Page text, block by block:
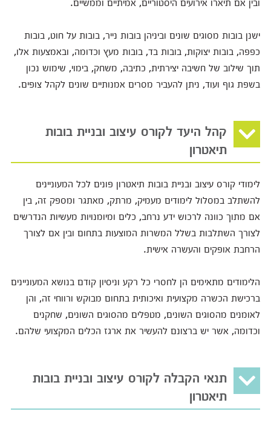
ישנן בובות מסוגים שונים וביניהן בובות נייר, בובות על חוט, בובות
כפפה, בובות יצוקות, בובות בד, בובות מעץ וכדומה, ובאמצעות אלו,
תוך שילוב של חשיבה יצירתית, כתיבה, משחק, בימוי, שימוש נכון
בשפת גוף ועוד, ניתן להעביר מסרים אמנותיים שונים לקהל צופים.
קהל היעד לקורס עיצוב ובניית בובות
תיאטרון
לימודי קורס עיצוב ובניית בובות תיאטרון פונים לכל המעוניינים
להשתלב במסלול לימודים מעמיק, מרתק, מאתגר ומספק זה, בין
אם מתוך כוונה לרכוש ידע נרחב, כלים ומיומנויות מעשיות הנדרשים
לצורך השתלבות בשלל המשרות המוצעות בתחום ובין אם לצורך
הרחבת אופקים והעשרה אישית.
הלימודים מתאימים הן לחסרי כל רקע וניסיון קודם בנושא המעוניינים
ברכישת הכשרה מקצועית ואיכותית בתחום מבוקש ורווחי זה, והן
לאומנים מהסוגים השונים, מטפלים מהסוגים השונים, שחקנים
וכדומה, אשר יש ברצונם להעשיר את ארגז הכלים המקצועי שלהם.
תנאי הקבלה לקורס עיצוב ובניית בובות
תיאטרון